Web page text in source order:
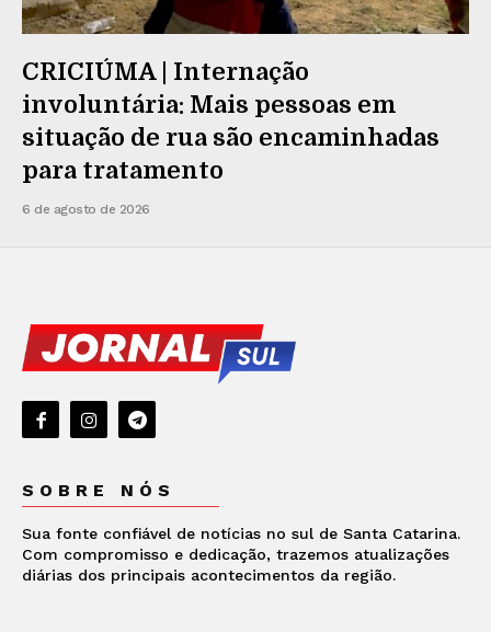
CRICIÚMA | Internação
involuntária: Mais pessoas em
situação de rua são encaminhadas
para tratamento
6 de agosto de 2026
SOBRE NÓS
Sua fonte confiável de notícias no sul de Santa Catarina.
Com compromisso e dedicação, trazemos atualizações
diárias dos principais acontecimentos da região.